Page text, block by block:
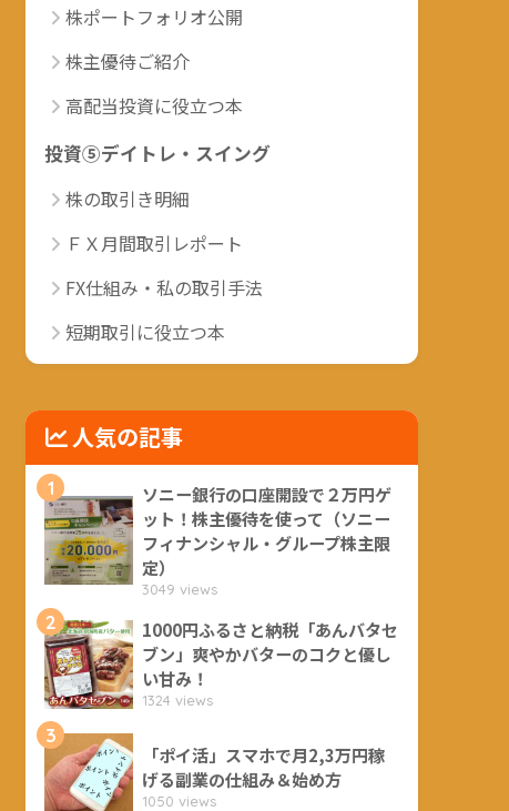
株ポートフォリオ公開
株主優待ご紹介
高配当投資に役立つ本
投資⑤デイトレ・スイング
株の取引き明細
ＦＸ月間取引レポート
FX仕組み・私の取引手法
短期取引に役立つ本
人気の記事
1
ソニー銀行の口座開設で２万円ゲ
ット！株主優待を使って（ソニー
フィナンシャル・グループ株主限
定）
3049 views
2
1000円ふるさと納税「あんバタセ
ブン」爽やかバターのコクと優し
い甘み！
1324 views
3
「ポイ活」スマホで月2,3万円稼
げる副業の仕組み＆始め方
1050 views